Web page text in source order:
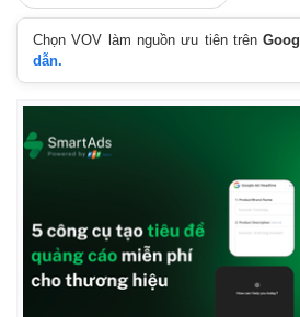
Thể thao
Ô tô
Chọn VOV làm nguồn ưu tiên trên
dẫn.